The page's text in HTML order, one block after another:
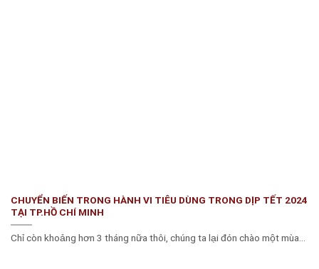
CHUYỂN BIẾN TRONG HÀNH VI TIÊU DÙNG TRONG DỊP TẾT 2024
TẠI TP.HỒ CHÍ MINH
Chỉ còn khoảng hơn 3 tháng nữa thôi, chúng ta lại đón chào một mùa...